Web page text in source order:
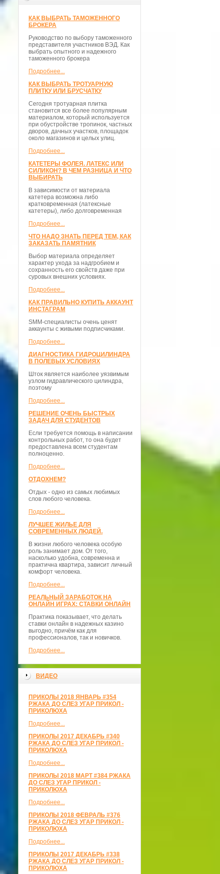
КАК ВЫБРАТЬ ТАМОЖЕННОГО
БРОКЕРА
Руководство по выбору таможенного
представителя участников ВЭД. Как
выбрать опытного и надежного
таможенного брокера
Подробнее...
КАК ВЫБРАТЬ ТРОТУАРНУЮ
ПЛИТКУ ИЛИ БРУСЧАТКУ
Сегодня тротуарная плитка
становится все более популярным
материалом, который используется
при обустройстве тропинок, частных
дворов, дачных участков, площадок
около магазинов и целых улиц.
Подробнее...
КАТЕТЕРЫ ФОЛЕЯ. ЛАТЕКС ИЛИ
СИЛИКОН? В ЧЕМ РАЗНИЦА И ЧТО
ВЫБИРАТЬ
В зависимости от материала
катетера возможна либо
кратковременная (латексные
катетеры), либо долговременная
Подробнее...
ЧТО НАДО ЗНАТЬ ПЕРЕД ТЕМ, КАК
ЗАКАЗАТЬ ПАМЯТНИК
Выбор материала определяет
характер ухода за надгробием и
сохранность его свойств даже при
суровых внешних условиях.
Подробнее...
КАК ПРАВИЛЬНО КУПИТЬ АККАУНТ
ИНСТАГРАМ
SMM-специалисты очень ценят
аккаунты с живыми подписчиками.
Подробнее...
ДИАГНОСТИКА ГИДРОЦИЛИНДРА
В ПОЛЕВЫХ УСЛОВИЯХ
Шток является наиболее уязвимым
узлом гидравлического цилиндра,
поэтому
Подробнее...
РЕШЕНИЕ ОЧЕНЬ БЫСТРЫХ
ЗАДАЧ ДЛЯ СТУДЕНТОВ
Если требуется помощь в написании
контрольных работ, то она будет
предоставлена всем студентам
полноценно.
Подробнее...
ОТДОХНЕМ?
Отдых - одно из самых любимых
слов любого человека.
Подробнее...
ЛУЧШЕЕ ЖИЛЬЕ ДЛЯ
СОВРЕМЕННЫХ ЛЮДЕЙ.
В жизни любого человека особую
роль занимает дом. От того,
насколько удобна, современна и
практична квартира, зависит личный
комфорт человека.
Подробнее...
РЕАЛЬНЫЙ ЗАРАБОТОК НА
ОНЛАЙН ИГРАХ: СТАВКИ ОНЛАЙН
Практика показывает, что делать
ставки онлайн в надежных казино
выгодно, причём как для
профессионалов, так и новичков.
Подробнее...
ВИДЕО
ПРИКОЛЫ 2018 ЯНВАРЬ #354
РЖАКА ДО СЛЕЗ УГАР ПРИКОЛ -
ПРИКОЛЮХА
Подробнее...
ПРИКОЛЫ 2017 ДЕКАБРЬ #340
РЖАКА ДО СЛЕЗ УГАР ПРИКОЛ -
ПРИКОЛЮХА
Подробнее...
ПРИКОЛЫ 2018 МАРТ #384 РЖАКА
ДО СЛЕЗ УГАР ПРИКОЛ -
ПРИКОЛЮХА
Подробнее...
ПРИКОЛЫ 2018 ФЕВРАЛЬ #376
РЖАКА ДО СЛЕЗ УГАР ПРИКОЛ -
ПРИКОЛЮХА
Подробнее...
ПРИКОЛЫ 2017 ДЕКАБРЬ #338
РЖАКА ДО СЛЕЗ УГАР ПРИКОЛ -
ПРИКОЛЮХА